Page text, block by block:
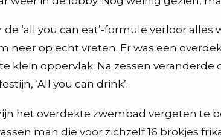
de ‘all you can eat’-formule verloor
neer op echt vreten. Er was een
klein oppervlak. Na zessen
‘All you can drink’.
het overdekte zwembad vergeten te
man die voor zichzelf 16 brokjes